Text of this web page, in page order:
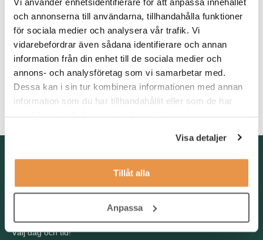
och annonserna till användarna, tillhandahålla funktioner
för sociala medier och analysera vår trafik. Vi
vidarebefordrar även sådana identifierare och annan
information från din enhet till de sociala medier och
annons- och analysföretag som vi samarbetar med.
Dessa kan i sin tur kombinera informationen med annan
information som du har tillhandahållit eller som de har
Visa detaljer
Tillåt alla
Anpassa
M3 är meriterande.
För att trivas och lyckas som konsult ser vi att du är en
strukturerad och detaljorienterad person med god
kommunikationsförmåga. Du är självgående och tar egna
initiativ, samtidigt som du har lätt för att anpassa dig till nya
rutiner och processer. Din förmåga att snabbt lära dig och
hantera flera arbetsuppgifter parallellt gör att du passar väl in i
denna dynamiska och supportinriktade roll.
info@tng.se
Boka möte
Välj dag och tid!